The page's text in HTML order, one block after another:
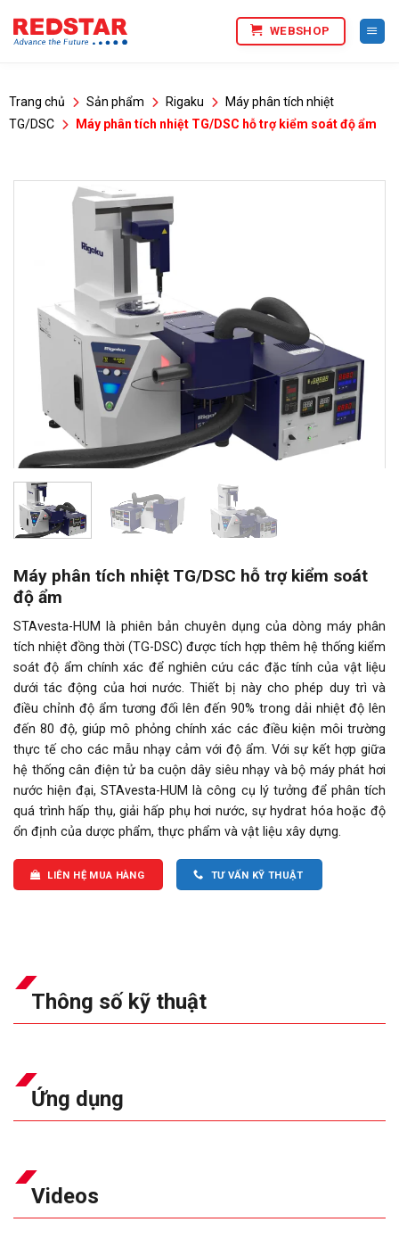
qua
WEBSHOP
Trang chủ Sản phẩm Rigaku
Máy phân tích nhiệt
TG/DSC
Máy phân tích nhiệt TG/DSC hỗ trợ kiểm soát độ ẩm
Máy phân tích nhiệt TG/DSC hỗ trợ kiểm soát
độ ẩm
STAvesta-HUM là phiên bản chuyên dụng của dòng máy phân
tích nhiệt đồng thời (TG-DSC) được tích hợp thêm hệ thống kiểm
soát độ ẩm chính xác để nghiên cứu các đặc tính của vật liệu
dưới tác động của hơi nước. Thiết bị này cho phép duy trì và
điều chỉnh độ ẩm tương đối lên đến 90% trong dải nhiệt độ lên
đến 80 độ, giúp mô phỏng chính xác các điều kiện môi trường
thực tế cho các mẫu nhạy cảm với độ ẩm. Với sự kết hợp giữa
hệ thống cân điện tử ba cuộn dây siêu nhạy và bộ máy phát hơi
nước hiện đại, STAvesta-HUM là công cụ lý tưởng để phân tích
quá trình hấp thụ, giải hấp phụ hơi nước, sự hydrat hóa hoặc độ
ổn định của dược phẩm, thực phẩm và vật liệu xây dựng.
LIÊN HỆ MUA HÀNG TƯ VẤN KỸ THUẬT
Thông số kỹ thuật
Ứng dụng
Videos